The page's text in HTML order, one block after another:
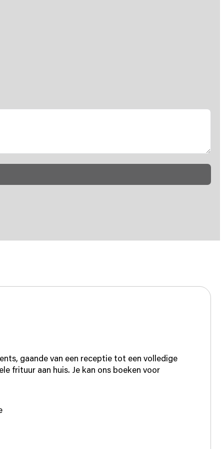
gaande van een receptie tot een volledige
frituur aan huis. Je kan ons boeken voor